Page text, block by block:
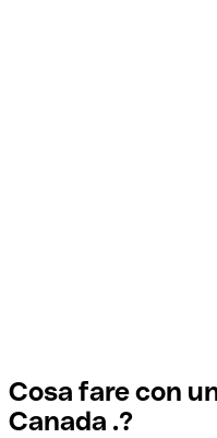
Cosa fare con
Canada .?